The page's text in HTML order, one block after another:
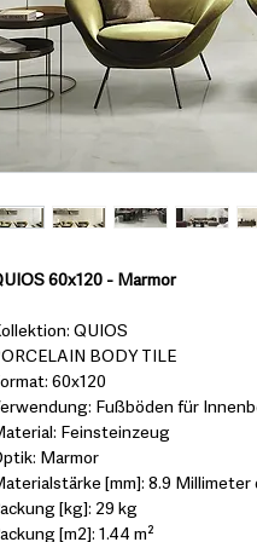
60x120 - Marmor
QUIOS
BODY TILE
60x120
Fußböden für
Feinsteinzeug
Marmor
[mm]: 8.9 Millimeter
[kg]: 29 kg
[m2]: 1.44 m²